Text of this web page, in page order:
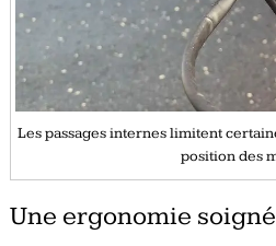
Les passages internes limitent
position des
Une ergonomie